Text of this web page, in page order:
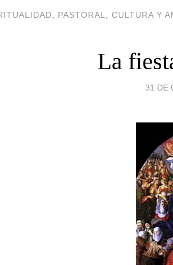
PASTORAL, CULTURA Y
La
31 DE